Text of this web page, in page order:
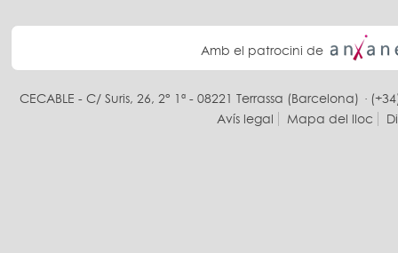
Amb el patrocini de
CECABLE - C/ Suris, 26, 2° 1ª - 08221 Terrassa (Barcelona) ·
Avís legal
Mapa del lloc